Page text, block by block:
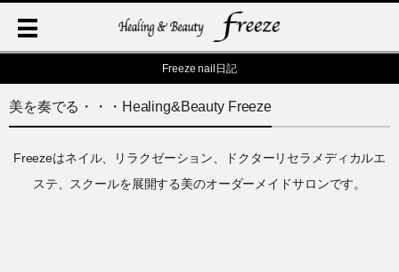
Freeze nail日記
美を奏でる・・・Healing&Beauty Freeze
Freezeはネイル、リラクゼーション、ドクターリセラメディカルエ
ステ、スクールを展開する美のオーダーメイドサロンです。